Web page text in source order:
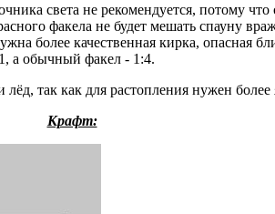
света не рекомендуется, потому что
факела не будет мешать спауну
более качественная кирка, опасная
а обычный факел - 1:4.
так как для растопления нужен более
Крафт: